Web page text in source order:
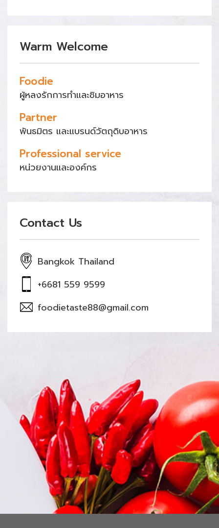
Warm Welcome
Foodie
ผู้หลงรักการทำและชิมอาหาร
Partner
พันธมิตร และแบรนด์วัตถุดิบอาหาร
Professional service
หน่วยงานและองค์กร
Contact Us
Bangkok Thailand
+6681 559 9599
foodietaste88@gmail.com